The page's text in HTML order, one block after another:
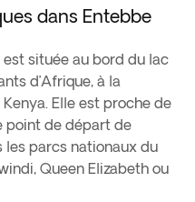
dans Entebbe
située au bord du lac
d’Afrique, à la
Elle est proche de
point de départ de
les parcs nationaux du
Queen Elizabeth ou